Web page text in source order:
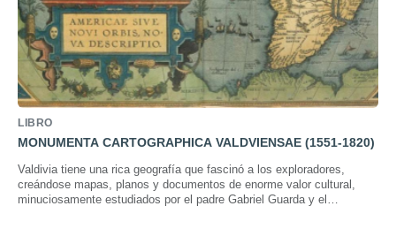
LIBRO
MONUMENTA CARTOGRAPHICA VALDVIENSAE (1551-1820)
Valdivia tiene una rica geografía que fascinó a los exploradores,
creándose mapas, planos y documentos de enorme valor cultural,
minuciosamente estudiados por el padre Gabriel Guarda y el